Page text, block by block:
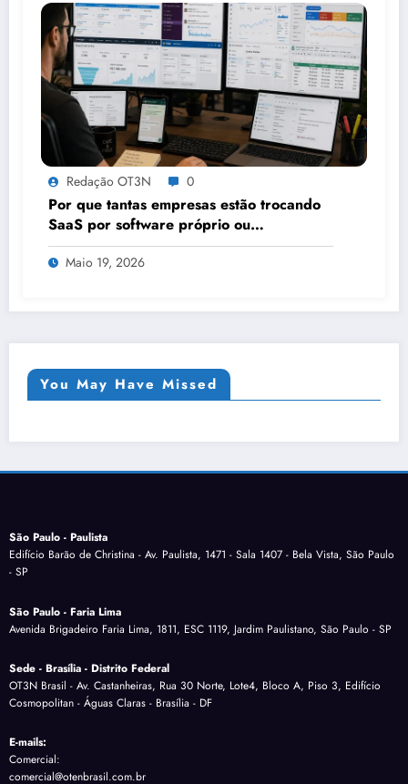
Redação OT3N 0
Por que tantas empresas estão trocando
SaaS por software próprio ou
plataformas que permitem
customizações?
Maio 19, 2026
You May Have Missed
São Paulo - Paulista
Edifício Barão de Christina - Av. Paulista, 1471 - Sala 1407 - Bela Vista, São Paulo
- SP
São Paulo - Faria Lima
Avenida Brigadeiro Faria Lima, 1811, ESC 1119, Jardim Paulistano, São Paulo - SP
Sede - Brasília - Distrito Federal
OT3N Brasil - Av. Castanheiras, Rua 30 Norte, Lote4, Bloco A, Piso 3, Edifício
Cosmopolitan - Águas Claras - Brasília - DF
E-mails:
Comercial:
comercial@otenbrasil.com.br